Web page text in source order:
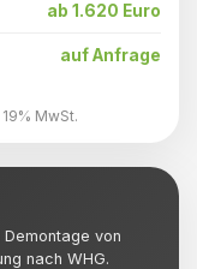
ab 1.620 Euro
auf Anfrage
MwSt.
von
nach WHG.